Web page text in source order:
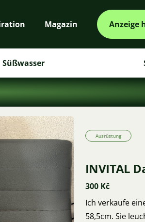
Magazin Anzeige
Süßwasser
Ausrüstung
INVITAL
300 Kč
Ich verkaufe
58,5cm. Sie